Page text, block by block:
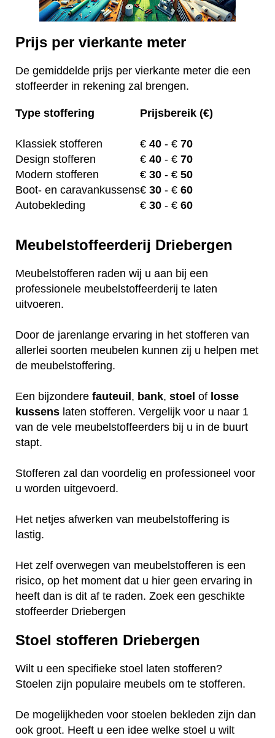
Prijs per vierkante meter
De gemiddelde prijs per vierkante meter die een
stoffeerder in rekening zal brengen.
Type stoffering Prijsbereik (€)
Klassiek stofferen € 40 - € 70
Design stofferen
€ 40 - € 70
Modern stofferen
€ 30 - € 50
Boot- en caravankussens€ 30 - € 60
Autobekleding
€ 30 - € 60
Meubelstoffeerderij Driebergen
Meubelstofferen raden wij u aan bij een
professionele meubelstoffeerderij te laten
uitvoeren.
Door de jarenlange ervaring in het stofferen van
allerlei soorten meubelen kunnen zij u helpen met
de meubelstoffering.
Een bijzondere fauteuil , bank, stoel of losse
kussens laten stofferen. Vergelijk voor u naar 1
van de vele meubelstoffeerders bij u in de buurt
stapt.
Stofferen zal dan voordelig en professioneel voor
u worden uitgevoerd.
Het netjes afwerken van meubelstoffering is
lastig.
Het zelf overwegen van meubelstofferen is een
risico, op het moment dat u hier geen ervaring in
heeft dan is dit af te raden. Zoek een geschikte
stoffeerder Driebergen
Stoel stofferen Driebergen
Wilt u een specifieke stoel laten stofferen?
Stoelen zijn populaire meubels om te stofferen.
De mogelijkheden voor stoelen bekleden zijn dan
ook groot. Heeft u een idee welke stoel u wilt